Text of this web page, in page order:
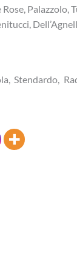
Palazzolo,
Stendardo,